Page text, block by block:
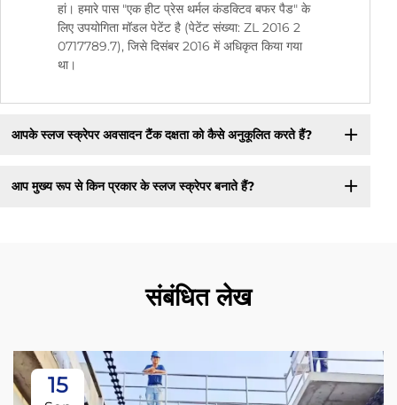
हां। हमारे पास "एक हीट प्रेस थर्मल कंडक्टिव बफर पैड" के
लिए उपयोगिता मॉडल पेटेंट है (पेटेंट संख्या: ZL 2016 2
0717789.7), जिसे दिसंबर 2016 में अधिकृत किया गया
था।
आपके स्लज स्क्रेपर अवसादन टैंक दक्षता को कैसे अनुकूलित करते हैं?
आप मुख्य रूप से किन प्रकार के स्लज स्क्रेपर बनाते हैं?
संबंधित लेख
15